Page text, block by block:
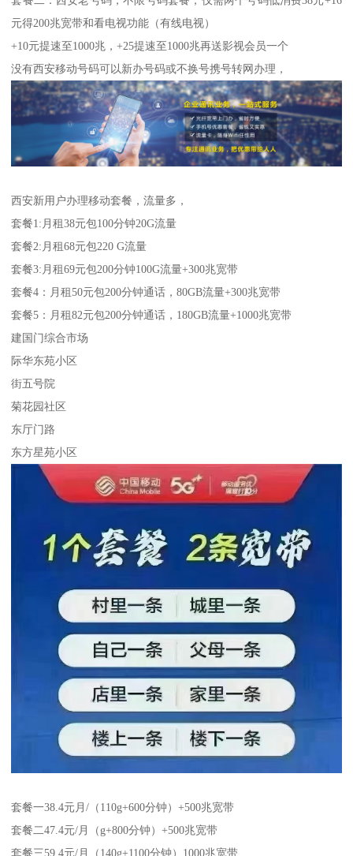
元得200兆宽带和看电视功能（有线电视）
+10元提速至1000兆，+25提速至1000兆再送影视会员一个
没有西安移动号码可以新办号码或不换号携号转网办理，
西安新用户办理移动套餐，流量多，
套餐1:月租38元包100分钟20G流量
套餐2:月租68元包220 G流量
套餐3:月租69元包200分钟100G流量+300兆宽带
套餐4：月租50元包200分钟通话，80GB流量+300兆宽带
套餐5：月租82元包200分钟通话，180GB流量+1000兆宽带
建国门综合市场
际华东苑小区
街五号院
菊花园社区
东厅门路
东方星苑小区
套餐一38.4元月/（110g+600分钟）+500兆宽带
套餐二47.4元/月（g+800分钟）+500兆宽带
套餐三59.4元/月（140g+1100分钟）1000兆宽带